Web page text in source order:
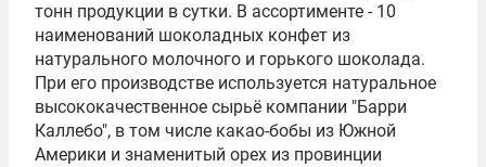
тонн продукции в сутки. В ассортименте - 10
наименований шоколадных конфет из
натурального молочного и горького шоколада.
При его производстве используется натуральное
высококачественное сырьё компании "Барри
Каллебо", в том числе какао-бобы из Южной
Америки и знаменитый орех из провинции